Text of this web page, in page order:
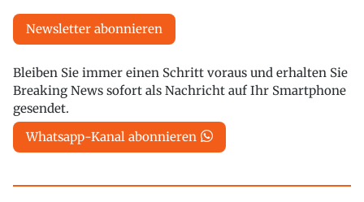
Newsletter abonnieren
Bleiben Sie immer einen Schritt voraus und erhalten Sie
Breaking News sofort als Nachricht auf Ihr Smartphone
gesendet.
Whatsapp-Kanal abonnieren